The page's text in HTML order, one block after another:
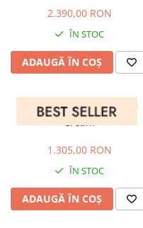
MASSADA
MATSUDA
MAUI JIM
MONT BLANC
OLIVER PEOPLES
ORGREEN
2.390,00 RON
ÎN STOC
ADAUGĂ ÎN COȘ
Saint Laurent SL 106-017
Cream
1.305,00 RON
ÎN STOC
ADAUGĂ ÎN COȘ